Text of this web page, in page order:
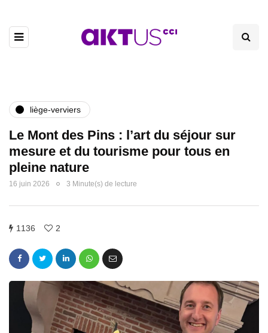
liège-verviers
Le Mont des Pins : l’art du séjour sur
mesure et du tourisme pour tous en
pleine nature
16 juin 2026 3 Minute(s) de lecture
1136 2